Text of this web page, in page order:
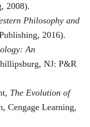
2008).
Philosophy and
2016).
An
NJ: P&R
The Evolution of
Cengage Learning,